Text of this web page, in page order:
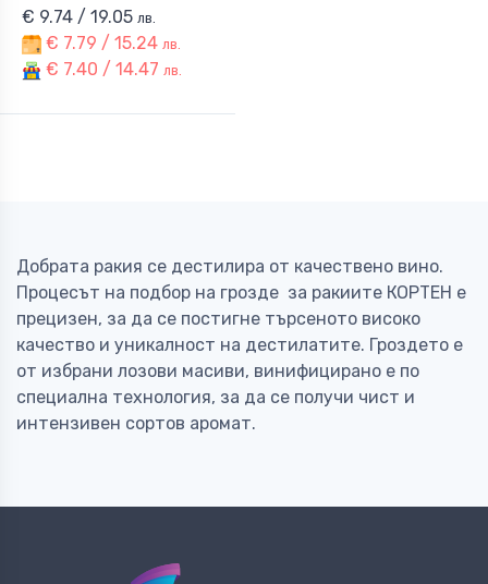
€ 9.74 / 19.05 лв.
€ 7.79 / 15.24 лв.
€ 7.40 / 14.47 лв.
Добрата ракия се дестилира от качествено вино.
Процесът на подбор на грозде за ракиите КОРТЕН е
прецизен, за да се постигне търсеното високо
качество и уникалност на дестилатите. Гроздето е
от избрани лозови масиви, винифицирано е по
специална технология, за да се получи чист и
интензивен сортов аромат.